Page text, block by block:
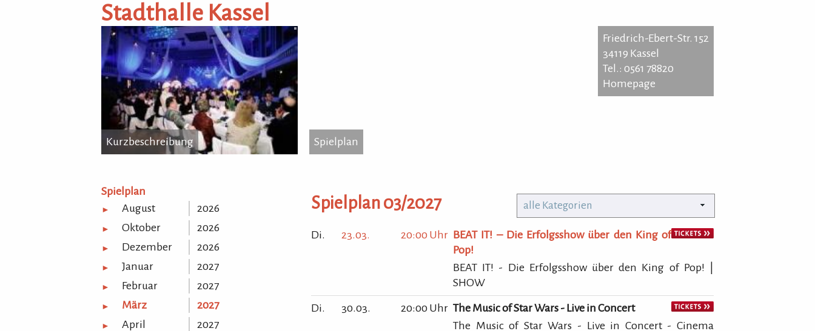
Stadthalle Kassel
Kurzbeschreibung Spielplan
Friedrich-Ebert-Str. 152
34119 Kassel
Tel.: 0561 78820
Homepage
Tel.: 0561 78820
Homepage
Spielplan
► August 2026
► Oktober 2026
► Dezember 2026
► Januar 2027
► Februar 2027
► März 2027
► April 2027
Spielplan 03/2027 alle Kategorien
Di. 23.03. 20:00 Uhr BEAT IT! – Die Erfolgsshow über den King of
Pop!
BEAT IT! - Die Erfolgsshow über den King of Pop! |
SHOW
Di. 30.03. 20:00 Uhr The Music of Star Wars - Live in Concert
The Music of Star Wars - Live in Concert - Cinema